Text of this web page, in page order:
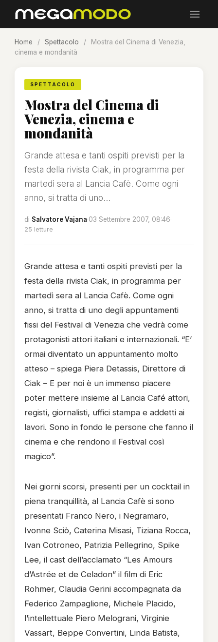
Home / Spettacolo /
Mostra del Cinema di Venezia,
cinema e mondanità
SPETTACOLO
Mostra del Cinema di
Venezia, cinema e
mondanità
Grande attesa e tanti ospiti previsti per la
festa della rivista Ciak, in programma per
martedì sera al Lancia Cafè. Come ogni
anno, si tratta di uno...
di Salvatore Vajana·03 Settembre 2007, 08:46·
25 letture
Grande attesa e tanti ospiti previsti per la
festa della rivista Ciak, in programma per
martedì sera al Lancia Cafè. Come ogni
anno, si tratta di uno degli appuntamenti
fissi del Festival di Venezia che vedrà come
protagonisti attori italiani e internazionali. “E’
ormai diventato un appuntamento molto
atteso – spiega Piera Detassis, Direttore di
Ciak – E per noi è un immenso piacere
poter mettere insieme al Lancia Café attori,
registi, giornalisti, uffici stampa e addetti ai
lavori. Sono in fondo le persone che fanno il
cinema e che rendono il Festival così
magico”.
Nei giorni scorsi, presenti per un cocktail in
piena tranquillità, al Lancia Cafè si sono
presentati Franco Nero, i Negramaro,
Ivonne Sciò, Caterina Misasi, Tiziana Rocca,
Ivan Cotroneo, Patrizia Pellegrino, Spike
Lee, il cast dell’acclamato “Les Amours
d’Astrée et de Celadon” il film di Eric
Rohmer, Claudia Gerini accompagnata da
Federico Zampaglione, Michele Placido,
l’intellettuale Piero Melograni, Virginie
Vassart, Beppe Convertini, Linda Batista,